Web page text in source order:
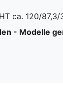
ca. 120/87,3/
- Modelle